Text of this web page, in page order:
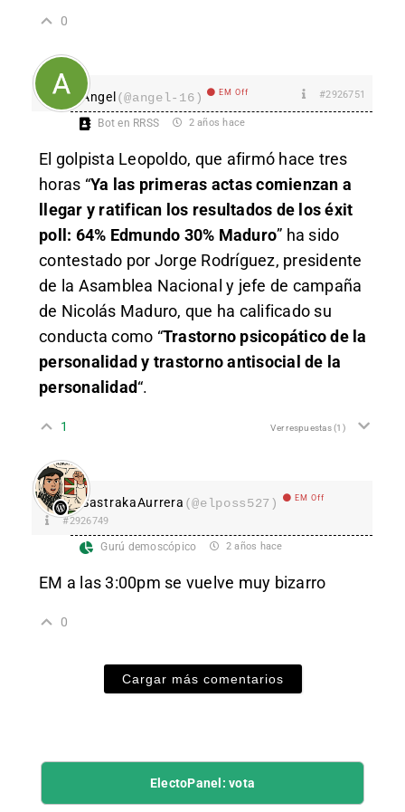
0
Angel (@angel-16) EM Off #2926751
Bot en RRSS 2 años hace
El golpista Leopoldo, que afirmó hace tres
horas “Ya las primeras actas comienzan a
llegar y ratifican los resultados de los éxit
poll: 64% Edmundo 30% Maduro” ha sido
contestado por Jorge Rodríguez, presidente
de la Asamblea Nacional y jefe de campaña
de Nicolás Maduro, que ha calificado su
conducta como “Trastorno psicopático de la
personalidad y trastorno antisocial de la
personalidad“.
1 Ver respuestas(1)
SastrakaAurrera (@elposs527) EM Off
#2926749
Gurú demoscópico 2 años hace
EM a las 3:00pm se vuelve muy bizarro
0
Cargar más comentarios
ElectoPanel: vota